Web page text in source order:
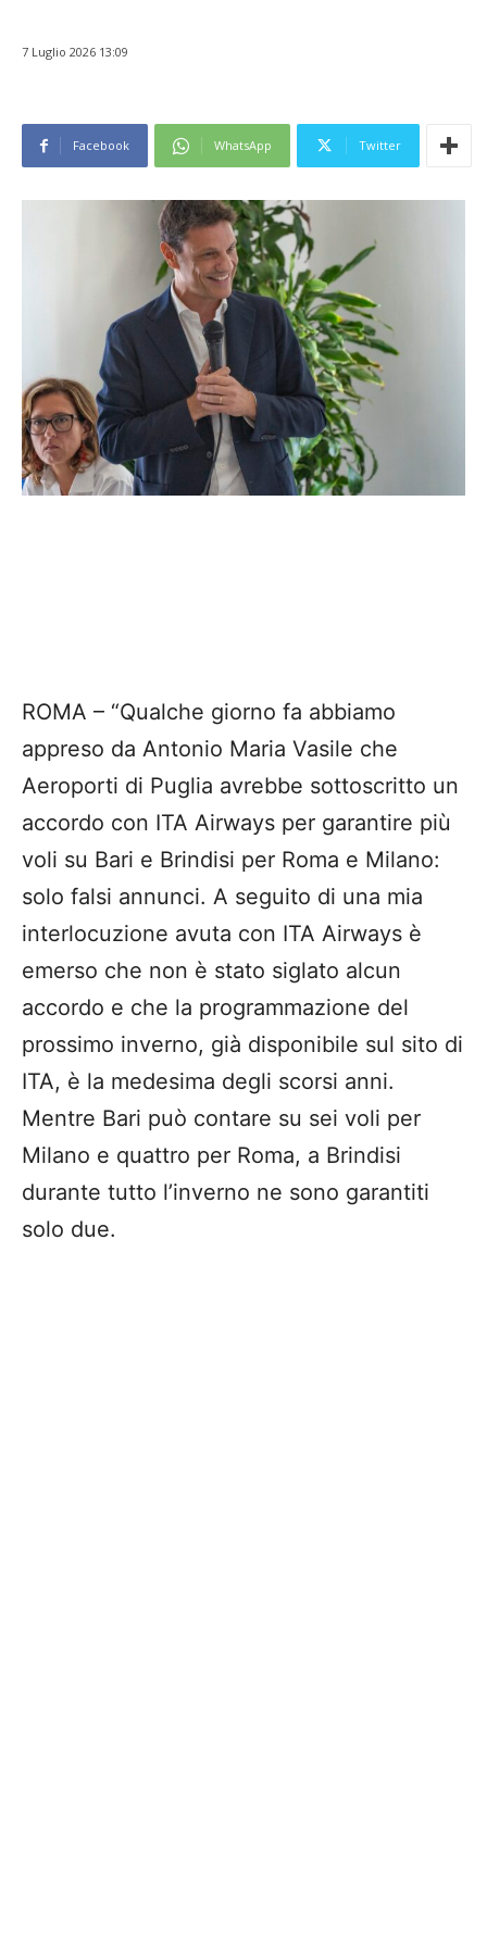
7 Luglio 2026 13:09
Facebook WhatsApp Twitter
ROMA – “Qualche giorno fa abbiamo
appreso da Antonio Maria Vasile che
Aeroporti di Puglia avrebbe sottoscritto un
accordo con ITA Airways per garantire più
voli su Bari e Brindisi per Roma e Milano:
solo falsi annunci. A seguito di una mia
interlocuzione avuta con ITA Airways è
emerso che non è stato siglato alcun
accordo e che la programmazione del
prossimo inverno, già disponibile sul sito di
ITA, è la medesima degli scorsi anni.
Mentre Bari può contare su sei voli per
Milano e quattro per Roma, a Brindisi
durante tutto l’inverno ne sono garantiti
solo due.